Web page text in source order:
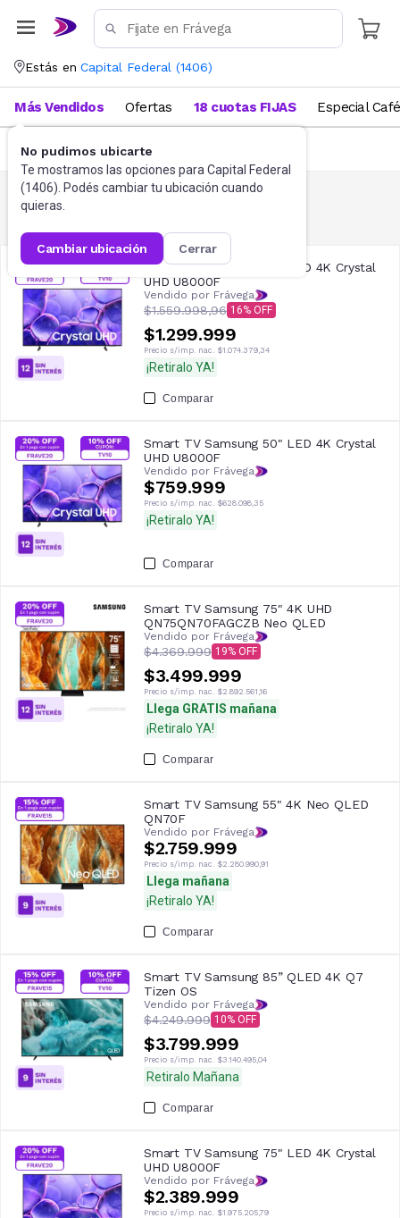
Estás en Capital Federal (1406)
No pudimos ubicarte
Te mostramos las opciones para Capital Federal
(1406). Podés cambiar tu ubicación cuando
quieras.
cambiar ubicación cerrar
Más Vendidos Ofertas 18 cuotas FIJAS Especial Café
Smart TV Samsung 65" LED 4K Crystal
UHD U8000F
Vendido por Frávega
$1.559.998,96 16
$1.299.999
Precio s/imp. nac. $1.074.379,34
¡Retiralo YA!
Comparar
Smart TV Samsung 50" LED 4K Crystal
UHD U8000F
Vendido por Frávega
$759.999
Precio s/imp. nac. $628.098,35
¡Retiralo YA!
Comparar
Smart TV Samsung 75" 4K UHD
QN75QN70FAGCZB Neo QLED
Vendido por Frávega
$4.369.999 19
$3.499.999
Precio s/imp. nac. $2.892.561,16
Llega GRATIS mañana
¡Retiralo YA!
Comparar
Smart TV Samsung 55" 4K Neo QLED
QN70F
Vendido por Frávega
$2.759.999
Precio s/imp. nac. $2.280.990,91
Llega mañana
¡Retiralo YA!
Comparar
Smart TV Samsung 85” QLED 4K Q7
Tizen OS
Vendido por Frávega
$4.249.999 10
$3.799.999
Precio s/imp. nac. $3.140.495,04
Retiralo Mañana
Comparar
Smart TV Samsung 75" LED 4K Crystal
UHD U8000F
Vendido por Frávega
$2.389.999
Precio s/imp. nac. $1.975.205,79